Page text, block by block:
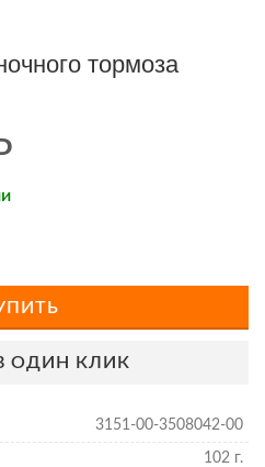
тормоза
ОДИН КЛИК
3151-00-3508042-00
102 г.